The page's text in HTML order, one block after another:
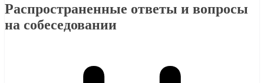
Распространенные ответы и вопросы
на собеседовании